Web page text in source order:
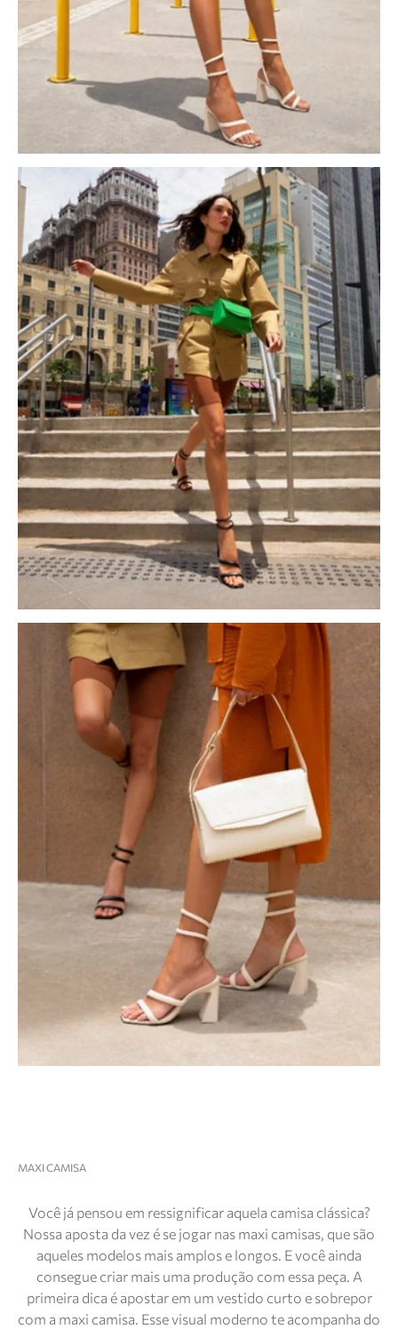
MAXI CAMISA
Você já pensou em ressignificar aquela camisa clássica?
Nossa aposta da vez é se jogar nas maxi camisas, que são
aqueles modelos mais amplos e longos. E você ainda
consegue criar mais uma produção com essa peça. A
primeira dica é apostar em um vestido curto e sobrepor
com a maxi camisa. Esse visual moderno te acompanha do